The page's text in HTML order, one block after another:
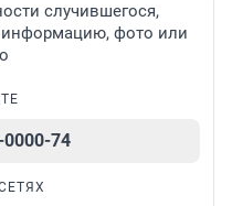
случившегося,
фото или
74